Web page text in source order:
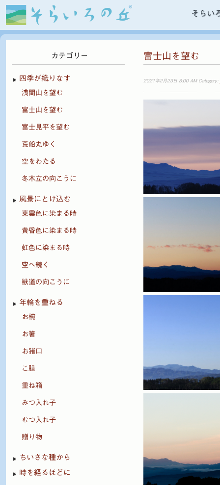
そらい
富士山を望む
2021年2月23日 8:00 AM Category:
カテゴリー
四季が織りなす
浅間山を望む
富士山を望む
富士見平を望む
荒船丸ゆく
空をわたる
冬木立の向こうに
風景にとけ込む
東雲色に染まる時
黄昏色に染まる時
虹色に染まる時
空へ続く
獣道の向こうに
年輪を重ねる
お椀
お箸
お猪口
こ膳
重ね箱
みつ入れ子
むつ入れ子
贈り物
ちいさな種から
時を経るほどに